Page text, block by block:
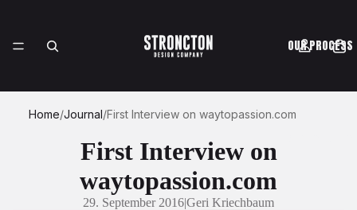
OUR PROCESS
Home/Journal/First Interview on waytopassion.com
First Interview on
waytopassion.com
29. September 2016|Geri Kriechbaum